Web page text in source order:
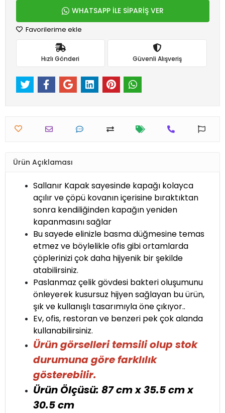
WHATSAPP İLE SİPARİŞ VER
Favorilerime ekle
Hızlı Gönderi Güvenli Alışveriş
Ürün Açıklaması
Sallanır Kapak sayesinde kapağı kolayca
açılır ve çöpü kovanın içerisine bıraktıktan
sonra kendiliğinden kapağın yeniden
kapanmasını sağlar
Bu sayede elinizle basma düğmesine temas
etmez ve böylelikle ofis gibi ortamlarda
çöplerinizi çok daha hijyenik bir şekilde
atabilirsiniz.
Paslanmaz çelik gövdesi bakteri oluşumunu
önleyerek kusursuz hijyen sağlayan bu ürün,
şık ve kullanışlı tasarımıyla öne çıkıyor..
Ev, ofis, restoran ve benzeri pek çok alanda
kullanabilirsiniz.
Ürün görselleri temsili olup stok
durumuna göre farklılık
gösterebilir.
Ürün Ölçüsü: 87 cm x 35.5 cm x
30.5 cm